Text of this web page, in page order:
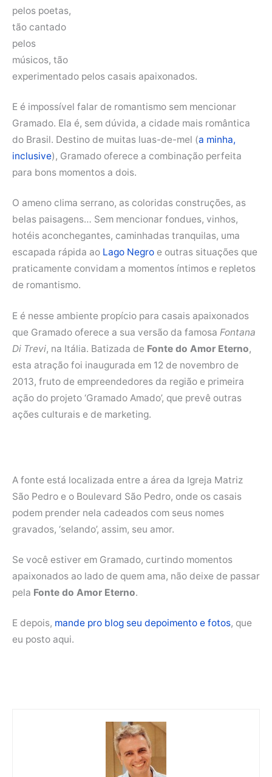
pelos poetas,
tão cantado
pelos
músicos, tão
experimentado pelos casais apaixonados.
E é impossível falar de romantismo sem mencionar
Gramado. Ela é, sem dúvida, a cidade mais romântica
do Brasil. Destino de muitas luas-de-mel (a minha,
inclusive), Gramado oferece a combinação perfeita
para bons momentos a dois.
O ameno clima serrano, as coloridas construções, as
belas paisagens… Sem mencionar fondues, vinhos,
hotéis aconchegantes, caminhadas tranquilas, uma
escapada rápida ao Lago Negro e outras situações que
praticamente convidam a momentos íntimos e repletos
de romantismo.
E é nesse ambiente propício para casais apaixonados
que Gramado oferece a sua versão da famosa Fontana
Di Trevi, na Itália. Batizada de Fonte do Amor Eterno,
esta atração foi inaugurada em 12 de novembro de
2013, fruto de empreendedores da região e primeira
ação do projeto ‘Gramado Amado’, que prevê outras
ações culturais e de marketing.
A fonte está localizada entre a área da Igreja Matriz
São Pedro e o Boulevard São Pedro, onde os casais
podem prender nela cadeados com seus nomes
gravados, ‘selando’, assim, seu amor.
Se você estiver em Gramado, curtindo momentos
apaixonados ao lado de quem ama, não deixe de passar
pela Fonte do Amor Eterno.
E depois, mande pro blog seu depoimento e fotos, que
eu posto aqui.